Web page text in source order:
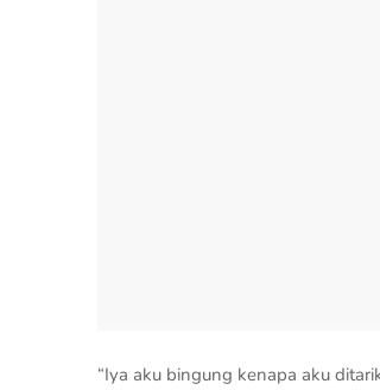
“Iya aku bingung kenapa aku